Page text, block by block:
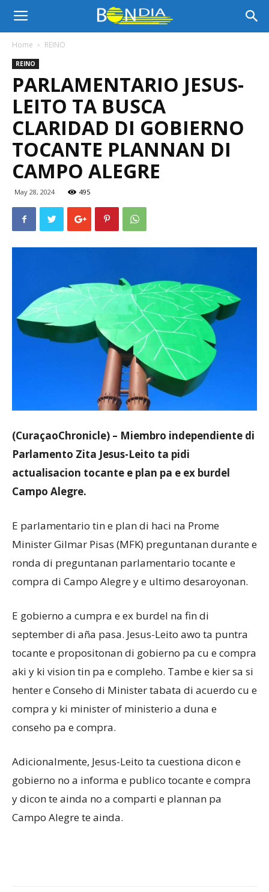
Bon
Dia
Aruba
Noticia
Aruba
Home REINO
REINO
PARLAMENTARIO JESUS-
LEITO TA BUSCA
CLARIDAD DI GOBIERNO
TOCANTE PLANNAN DI
CAMPO ALEGRE
May 28, 2024 495
(CuraçaoChronicle) – Miembro independiente di
Parlamento Zita Jesus-Leito ta pidi
actualisacion tocante e plan pa e ex burdel
Campo Alegre.
E parlamentario tin e plan di haci na Prome
Minister Gilmar Pisas (MFK) preguntanan durante e
ronda di preguntanan parlamentario tocante e
compra di Campo Alegre y e ultimo desaroyonan.
E gobierno a cumpra e ex burdel na fin di
september di aña pasa. Jesus-Leito awo ta puntra
tocante e propositonan di gobierno pa cu e compra
aki y ki vision tin pa e compleho. Tambe e kier sa si
henter e Conseho di Minister tabata di acuerdo cu e
compra y ki minister of ministerio a duna e
conseho pa e compra.
Adicionalmente, Jesus-Leito ta cuestiona dicon e
gobierno no a informa e publico tocante e compra
y dicon te ainda no a comparti e plannan pa
Campo Alegre te ainda.